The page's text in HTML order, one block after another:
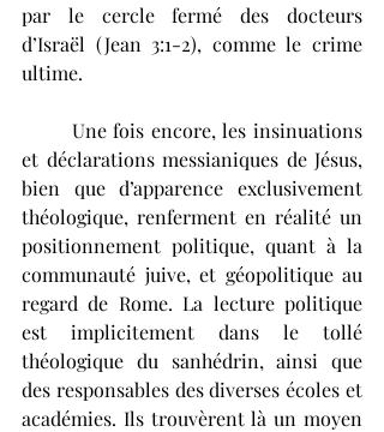
par le cercle fermé des docteurs
d’Israël (Jean 3:1-2), comme le crime
ultime.
et déclarations messianiques de Jésus,
bien que d’apparence exclusivement
théologique, renferment en réalité un
positionnement politique, quant à la
communauté juive, et géopolitique au
regard de Rome. La lecture politique
est implicitement dans le tollé
théologique du sanhédrin, ainsi que
des responsables des diverses écoles et
académies. Ils trouvèrent là un moyen